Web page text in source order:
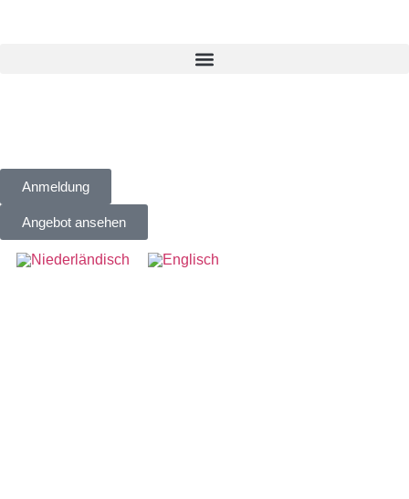
Anmeldung
Angebot ansehen